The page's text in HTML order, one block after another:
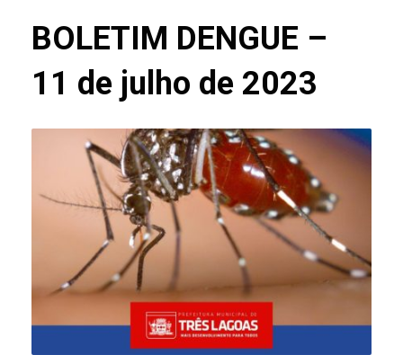
BOLETIM DENGUE –
11 de julho de 2023